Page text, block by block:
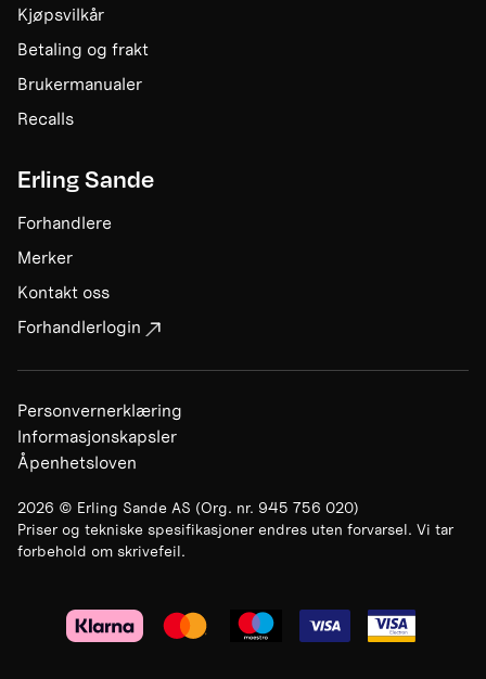
Kjøpsvilkår
Betaling og frakt
Brukermanualer
Recalls
Erling Sande
Forhandlere
Merker
Kontakt oss
Forhandlerlogin
2026 © Erling Sande AS (Org. nr. 945 756 020)
Priser og tekniske spesifikasjoner endres uten forvarsel. Vi tar
forbehold om skrivefeil.
Personvernerklæring
Informasjonskapsler
Åpenhetsloven